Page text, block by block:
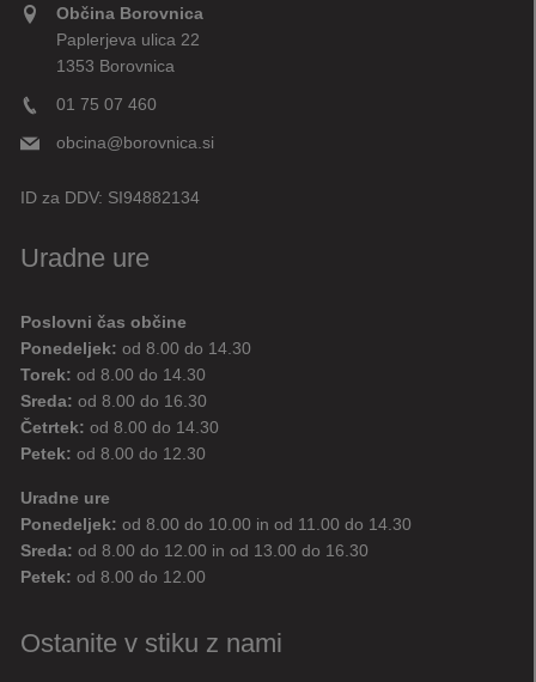
Občina Borovnica
Paplerjeva ulica 22
1353 Borovnica
01 75 07 460
obcina@borovnica.si
ID za DDV: SI94882134
Uradne ure
Poslovni čas občine
Ponedeljek: od 8.00 do 14.30
Torek: od 8.00 do 14.30
Sreda: od 8.00 do 16.30
Četrtek: od 8.00 do 14.30
Petek: od 8.00 do 12.30
Uradne ure
Ponedeljek: od 8.00 do 10.00 in od 11.00 do 14.30
Sreda: od 8.00 do 12.00 in od 13.00 do 16.30
Petek: od 8.00 do 12.00
Ostanite v stiku z nami